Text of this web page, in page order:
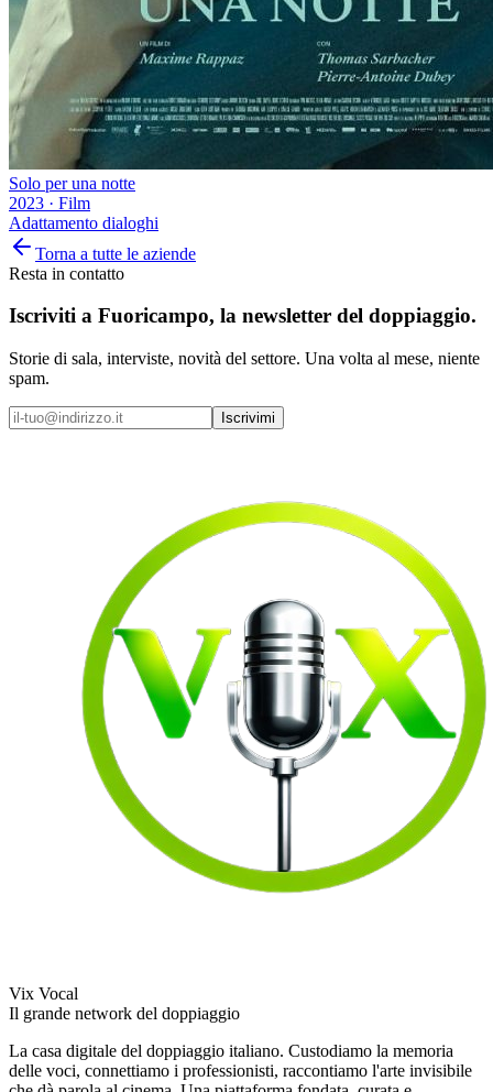
Solo per una notte
2023 · Film
Adattamento dialoghi
Torna a tutte le aziende
Resta in contatto
Iscriviti a Fuoricampo, la newsletter del doppiaggio.
Storie di sala, interviste, novità del settore. Una volta al mese, niente
spam.
Iscrivimi
Vix Vocal
Il grande network del doppiaggio
La casa digitale del doppiaggio italiano. Custodiamo la memoria
delle voci, connettiamo i professionisti, raccontiamo l'arte invisibile